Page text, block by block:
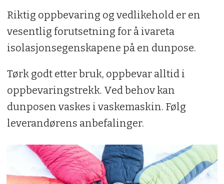
Riktig oppbevaring og vedlikehold er en
vesentlig forutsetning for å ivareta
isolasjonsegenskapene på en dunpose.
Tørk godt etter bruk, oppbevar alltid i
oppbevaringstrekk. Ved behov kan
dunposen vaskes i vaskemaskin. Følg
leverandørens anbefalinger.